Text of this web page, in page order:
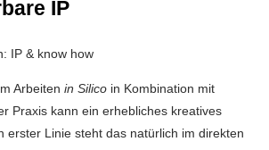
IP
Arbeiten in Silico in Kombination mit
Praxis kann ein erhebliches kreatives
erster Linie steht das natürlich im direkten